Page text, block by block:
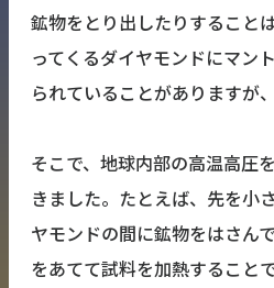
鉱物をとり出したりすること
ってくるダイヤモンドにマン
られていることがありますが
そこで、地球内部の高温高圧
きました。たとえば、先を小
ヤモンドの間に鉱物をはさん
をあてて試料を加熱すること